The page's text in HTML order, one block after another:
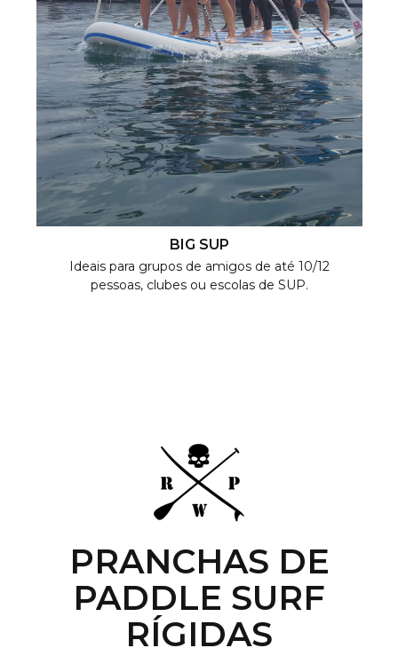
BIG SUP
Ideais para grupos de amigos de até 10/12
pessoas, clubes ou escolas de SUP.
PRANCHAS DE
PADDLE SURF
RÍGIDAS